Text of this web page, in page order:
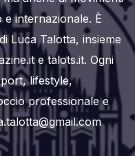
e internazionale. È
Luca Talotta, insieme
e talots.it. Ogni
lifestyle,
professionale e